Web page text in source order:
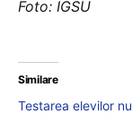
Foto: IGSU
Similare
Testarea elevilor